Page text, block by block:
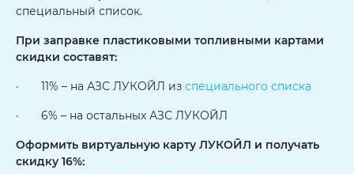
специальный список.
При заправке пластиковыми топливными картами
скидки составят:
· 11% – на АЗС ЛУКОЙЛ из специального списка
· 6% – на остальных АЗС ЛУКОЙЛ
Оформить виртуальную карту ЛУКОЙЛ и получать
скидку 16%: